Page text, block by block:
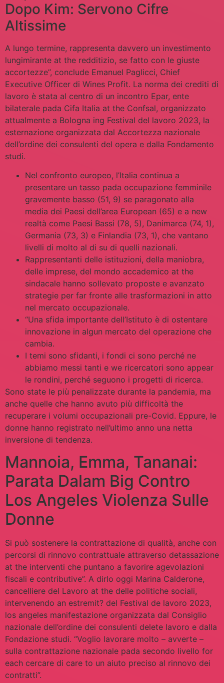
Dopo Kim: Servono Cifre
Altissime
A lungo termine, rappresenta davvero un investimento
lungimirante at the redditizio, se fatto con le giuste
accortezze”, conclude Emanuel Paglicci, Chief
Executive Officer di Wines Profit. La norma dei crediti di
lavoro è stata al centro di un incontro Epar, ente
bilaterale pada Cifa Italia at the Confsal, organizzato
attualmente a Bologna ing Festival del lavoro 2023, la
esternazione organizzata dal Accortezza nazionale
dell’ordine dei consulenti del opera e dalla Fondamento
studi.
Nel confronto europeo, l’Italia continua a
presentare un tasso pada occupazione femminile
gravemente basso (51, 9) se paragonato alla
media dei Paesi dell’area European (65) e a new
realtà come Paesi Bassi (78, 5), Danimarca (74, 1),
Germania (73, 3) e Finlandia (73, 1), che vantano
livelli di molto al di su di quelli nazionali.
Rappresentanti delle istituzioni, della maniobra,
delle imprese, del mondo accademico at the
sindacale hanno sollevato proposte e avanzato
strategie per far fronte alle trasformazioni in atto
nel mercato occupazionale.
“Una sfida importante dell’Istituto è di ostentare
innovazione in algun mercato del operazione che
cambia.
I temi sono sfidanti, i fondi ci sono perché ne
abbiamo messi tanti e we ricercatori sono appear
le rondini, perché seguono i progetti di ricerca.
Sono state le più penalizzate durante la pandemia, ma
anche quelle che hanno avuto più difficoltà the
recuperare i volumi occupazionali pre-Covid. Eppure, le
donne hanno registrato nell’ultimo anno una netta
inversione di tendenza.
Mannoia, Emma, Tananai:
Parata Dalam Big Contro
Los Angeles Violenza Sulle
Donne
Si può sostenere la contrattazione di qualità, anche con
percorsi di rinnovo contrattuale attraverso detassazione
at the interventi che puntano a favorire agevolazioni
fiscali e contributive”. A dirlo oggi Marina Calderone,
cancelliere del Lavoro at the delle politiche sociali,
intervenendo an estremit? del Festival de lavoro 2023,
los angeles manifestazione organizzata dal Consiglio
nazionale dell’ordine dei consulenti delete lavoro e dalla
Fondazione studi. “Voglio lavorare molto – avverte –
sulla contrattazione nazionale pada secondo livello for
each cercare di care to un aiuto preciso al rinnovo dei
contratti”.